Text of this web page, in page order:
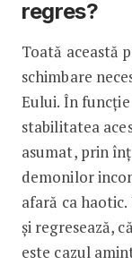
regres?
Toată această
schimbare
Eului. În
stabilitatea
asumat, prin
demonilor
afară ca
și regresează,
este cazul